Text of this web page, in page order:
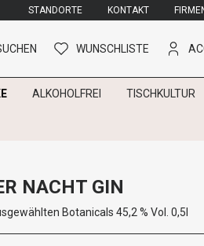
STANDORTE KONTAKT
WUNSCHLISTE
ALKOHOLFREI TISCHKULTUR
NACHT GIN
Botanicals 45,2 % Vol. 0,5l